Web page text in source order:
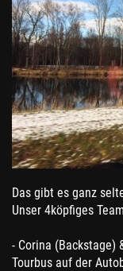
Das gibt es ganz
Unser 4köpfiges
- Corina (Backstage)
Tourbus auf der